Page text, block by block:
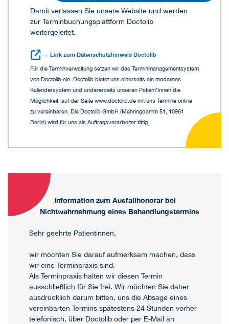
Damit verlassen Sie unsere Website und werden
zur Terminbuchungsplattform Doctolib
weitergeleitet.
→ Link zum Datenschutzhinweis Doctolib
Für die Terminverwaltung setzen wir das Terminmanagementsystem
von Doctolib ein. Doctolib bietet uns einerseits ein modernes
Kalendersystem und andererseits unseren Patient*innen die
Möglichkeit, auf der Seite www.doctolib.de mit uns Termine online
zu vereinbaren. Die Doctolib GmbH (Mehringdamm 51, 10961
Berlin) wird für uns als Auftragsverarbeiter tätig.
Information zum Ausfallhonorar bei
Nichtwahrnehmung eines Behandlungstermins
Sehr geehrte Patientinnen,
wir möchten Sie darauf aufmerksam machen, dass
wir eine Terminpraxis sind.
Als Terminpraxis halten wir diesen Termin
ausschließlich für Sie frei. Wir möchten Sie daher
ausdrücklich darum bitten, uns die Absage eines
vereinbarten Termins spätestens 24 Stunden vorher
telefonisch, über Doctolib oder per E-Mail an